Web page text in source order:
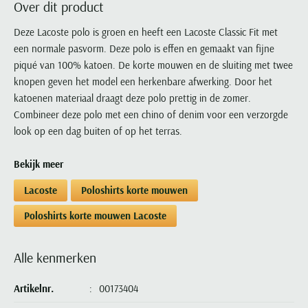
Portofino
Profuomo
R2
Seidensticker
State of Art
Tommy Hilfiger
Vanguard
Populaire kleuren
Wit overhemd heren
Blauw overhemd heren
PME Legend
Polo Ralph Lauren
Portofino
Profuomo
State of Art
Superdry
Tommy Hilfiger
Vanguard
Grote maten
Grote maten poloshirts
Polo Ralph Lauren
PME Legend
Portofino
Profuomo
State of Art
Superdry
Thomas Maine
Tommy Hilfiger
Vanguard
William Lockie
Katoenen trui
Lamswollen trui
Pierre Cardin
PME Legend
Polo Ralph Lauren
Portofino
Replay
Tommy Hilfiger
Tramarossa
Vanguard
Deals
2e broek voor de helft
Populaire merk lijnen
PME Legend
Polo Ralph Lauren
Portofino
Reset
State of Art
Superdry
Tenson
UBR
Vanguard
Wellington of Billmore
Grote maten
Tussenjassen
Bodywarmers
New Zealand
Olymp
Paul & Shark
Polo Ralph Lauren
PME Legend
Profuomo
State of Art
Superdry
Tenson
Tommy Hilfiger
Tramarossa
Alle merken sale
Lacoste
Ledub
Lyle & Scott
Mac
Maerz
Magnanni
Mc Alson
Meyer
New Zealand
North 84
Olymp
Over dit product
Deze Lacoste polo is groen en heeft een Lacoste Classic Fit met
een normale pasvorm. Deze polo is effen en gemaakt van fijne
piqué van 100% katoen. De korte mouwen en de sluiting met twee
knopen geven het model een herkenbare afwerking. Door het
katoenen materiaal draagt deze polo prettig in de zomer.
Combineer deze polo met een chino of denim voor een verzorgde
look op een dag buiten of op het terras.
Bekijk meer
Lacoste
Poloshirts korte mouwen
Poloshirts korte mouwen Lacoste
Alle kenmerken
Artikelnr. 00173404